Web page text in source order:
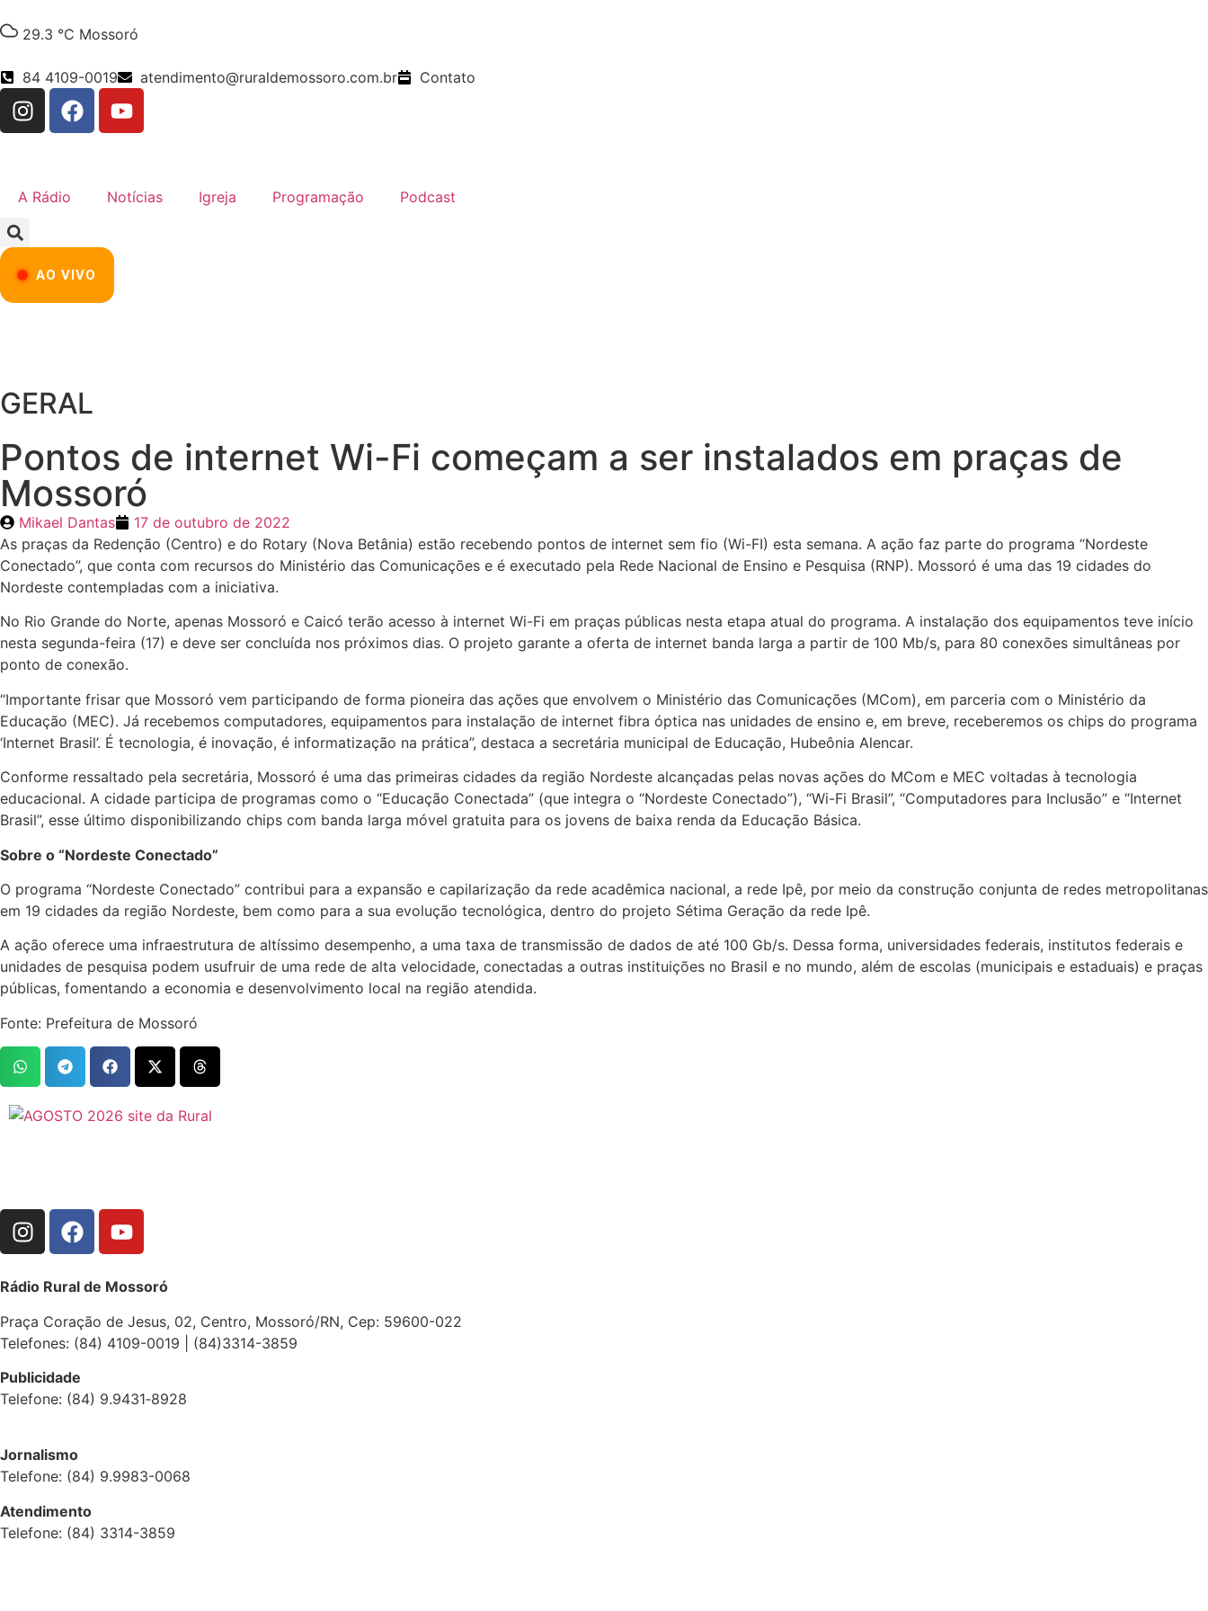
29.3 °C Mossoró
84 4109-0019 atendimento@ruraldemossoro.com.br Contato
A Rádio Notícias Igreja Programação Podcast
AO VIVO
GERAL
Pontos de internet Wi-Fi começam a ser instalados em praças de
Mossoró
Mikael Dantas
17 de outubro de 2022
As praças da Redenção (Centro) e do Rotary (Nova Betânia) estão recebendo pontos de internet sem fio (Wi-FI) esta semana. A ação faz parte do programa “Nordeste
Conectado”, que conta com recursos do Ministério das Comunicações e é executado pela Rede Nacional de Ensino e Pesquisa (RNP). Mossoró é uma das 19 cidades do
Nordeste contempladas com a iniciativa.
No Rio Grande do Norte, apenas Mossoró e Caicó terão acesso à internet Wi-Fi em praças públicas nesta etapa atual do programa. A instalação dos equipamentos teve início
nesta segunda-feira (17) e deve ser concluída nos próximos dias. O projeto garante a oferta de internet banda larga a partir de 100 Mb/s, para 80 conexões simultâneas por
ponto de conexão.
“Importante frisar que Mossoró vem participando de forma pioneira das ações que envolvem o Ministério das Comunicações (MCom), em parceria com o Ministério da
Educação (MEC). Já recebemos computadores, equipamentos para instalação de internet fibra óptica nas unidades de ensino e, em breve, receberemos os chips do programa
‘Internet Brasil’. É tecnologia, é inovação, é informatização na prática”, destaca a secretária municipal de Educação, Hubeônia Alencar.
Conforme ressaltado pela secretária, Mossoró é uma das primeiras cidades da região Nordeste alcançadas pelas novas ações do MCom e MEC voltadas à tecnologia
educacional. A cidade participa de programas como o “Educação Conectada” (que integra o “Nordeste Conectado”), “Wi-Fi Brasil”, “Computadores para Inclusão” e “Internet
Brasil”, esse último disponibilizando chips com banda larga móvel gratuita para os jovens de baixa renda da Educação Básica.
Sobre o “Nordeste Conectado”
O programa “Nordeste Conectado” contribui para a expansão e capilarização da rede acadêmica nacional, a rede Ipê, por meio da construção conjunta de redes metropolitanas
em 19 cidades da região Nordeste, bem como para a sua evolução tecnológica, dentro do projeto Sétima Geração da rede Ipê.
A ação oferece uma infraestrutura de altíssimo desempenho, a uma taxa de transmissão de dados de até 100 Gb/s. Dessa forma, universidades federais, institutos federais e
unidades de pesquisa podem usufruir de uma rede de alta velocidade, conectadas a outras instituições no Brasil e no mundo, além de escolas (municipais e estaduais) e praças
públicas, fomentando a economia e desenvolvimento local na região atendida.
Fonte: Prefeitura de Mossoró
Rádio Rural de Mossoró
Praça Coração de Jesus, 02, Centro, Mossoró/RN, Cep: 59600-022
Telefones: (84) 4109-0019 | (84)3314-3859
Publicidade
Telefone: (84) 9.9431‑8928
Jornalismo
Telefone: (84) 9.9983-0068
Atendimento
Telefone: (84) 3314-3859